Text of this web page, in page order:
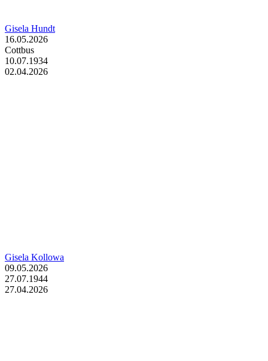
Gisela Hundt
16.05.2026
Cottbus
10.07.1934
02.04.2026
Gisela Kollowa
09.05.2026
27.07.1944
27.04.2026